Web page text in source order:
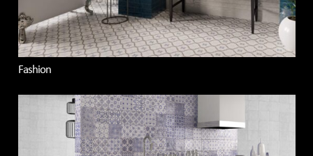
Fashion